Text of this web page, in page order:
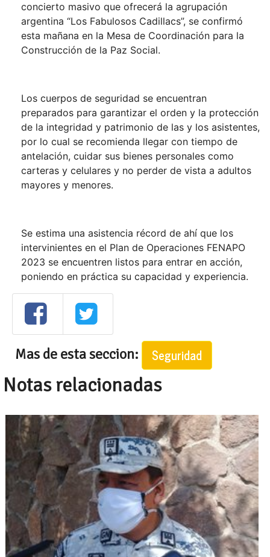
concierto masivo que ofrecerá la agrupación
argentina “Los Fabulosos Cadillacs”, se confirmó
esta mañana en la Mesa de Coordinación para la
Construcción de la Paz Social.
Los cuerpos de seguridad se encuentran
preparados para garantizar el orden y la protección
de la integridad y patrimonio de las y los asistentes,
por lo cual se recomienda llegar con tiempo de
antelación, cuidar sus bienes personales como
carteras y celulares y no perder de vista a adultos
mayores y menores.
Se estima una asistencia récord de ahí que los
intervinientes en el Plan de Operaciones FENAPO
2023 se encuentren listos para entrar en acción,
poniendo en práctica su capacidad y experiencia.
Mas de esta seccion: Seguridad
Notas relacionadas